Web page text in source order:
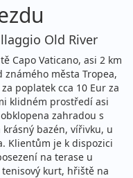
letecky (Praha)
vyprodáno
polopenze
letecky (Brno)
vyprodáno
Old River
Capo Vaticano, asi 2 km
známého města Tropea,
poplatek cca 10 Eur za
klidném prostředí asi
zahradou s
bazén, vířivku, u
Klientům je k dispozici
na terase u
kurt, hřiště na